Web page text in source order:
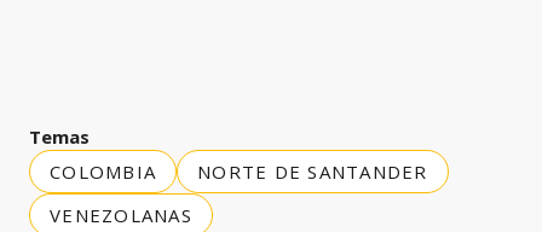
Temas
COLOMBIA
NORTE DE SANTANDER
VENEZOLANAS